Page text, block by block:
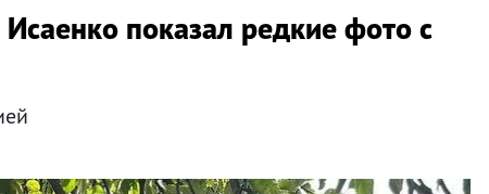
показал редкие фото с